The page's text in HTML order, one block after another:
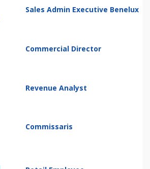
Sales Admin Executive Benelux
Commercial Director
Revenue Analyst
Commissaris